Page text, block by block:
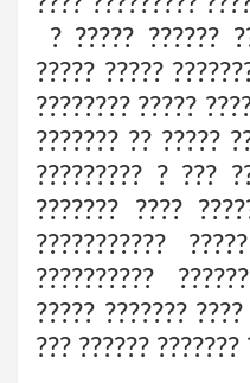
? ????? ??????
????? ?????
???????? ?????
??????? ?? ?????
????????? ? ???
??????? ????
???????????
??????????
????? ???????
??? ?????? ???????